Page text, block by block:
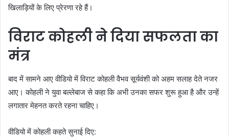
खिलाड़ियों के लिए प्रेरणा रहे हैं।
विराट कोहली ने दिया सफलता का
मंत्र
बाद में सामने आए वीडियो में विराट कोहली वैभव सूर्यवंशी को अहम सलाह देते नजर
आए। कोहली ने युवा बल्लेबाज से कहा कि अभी उनका सफर शुरू हुआ है और उन्हें
लगातार मेहनत करते रहना चाहिए।
वीडियो में कोहली कहते सुनाई दिए: